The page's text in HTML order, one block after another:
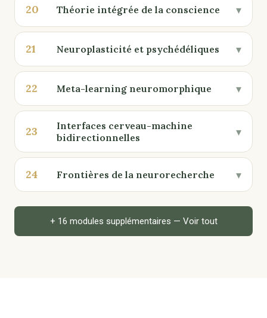
20 Théorie intégrée de la conscience ▾
21 Neuroplasticité et psychédéliques ▾
22 Meta-learning neuromorphique ▾
23
Interfaces cerveau-machine
bidirectionnelles
▾
24 Frontières de la neurorecherche ▾
+ 16 modules supplémentaires — Voir tout